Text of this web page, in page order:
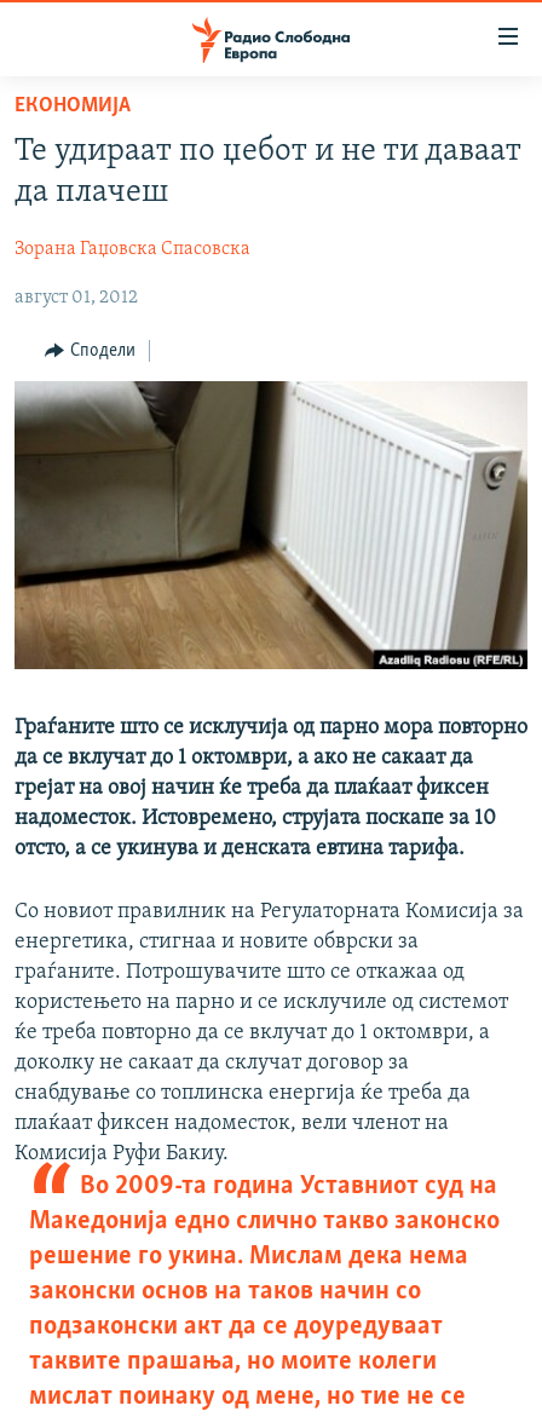
Оди
содржината
Оди
главната
Премини
СВЕТ
ВЕСТИ
ШТО ТРЕБА ДА ЗНАЕТЕ
ПРИЈАВИ СЕ ЗА ЊУЗЛЕТЕР
ПОДКАСТ ЗОШТО?
СЛЕДЕТЕ НЕ
РСЕ веб страници
ЕКОНОМИЈА
Те удираат по џебот и не ти даваат
да плачеш
Зорана Гаџовска Спасовска
август 01, 2012
Сподели
Граѓаните што се исклучија од парно мора повторно
да се вклучат до 1 октомври, а ако не сакаат да
грејат на овој начин ќе треба да плаќаат фиксен
надоместок. Истовремено, струјата поскапе за 10
отсто, а се укинува и денската евтина тарифа.
Со новиот правилник на Регулаторната Комисија за
енергетика, стигнаа и новите обврски за
граѓаните. Потрошувачите што се откажаа од
користењето на парно и се исклучиле од системот
ќе треба повторно да се вклучат до 1 октомври, а
доколку не сакаат да склучат договор за
снабдување со топлинска енергија ќе треба да
плаќаат фиксен надоместок, вели членот на
Комисија Руфи Бакиу.
Во 2009-та година Уставниот суд на
Македонија едно слично такво законско
решение го укина. Мислам дека нема
законски основ на таков начин со
подзаконски акт да се доуредуваат
таквите прашања, но моите колеги
мислат поинаку од мене, но тие не се